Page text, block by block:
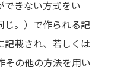
できない方式をい
じ。）で作られる記
記載され、若しくは
その他の方法を用い